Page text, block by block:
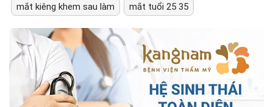
mắt kiêng khem sau làm
mắt tuổi 25 35